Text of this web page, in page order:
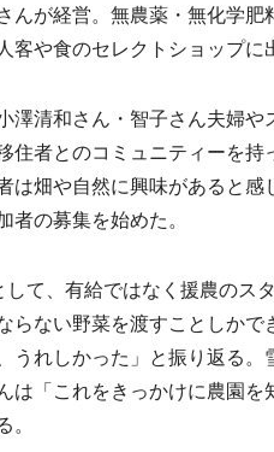
が経営。無農薬・無化学肥
や食のセレクトショップに
清和さん・智子さん夫婦や
住者とのコミュニティーを
は畑や自然に興味があると
の募集を始めた。
て、有給ではなく援農のス
らない野菜を渡すことしか
うれしかった」と振り返る。
は「これをきっかけに農園